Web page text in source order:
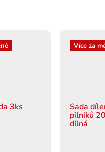
3ks
Více za
Sada
pilníků
dílná